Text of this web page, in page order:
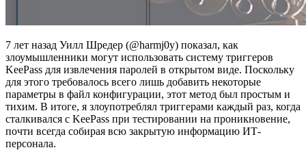
7 лет назад Уилл Шредер (@harmj0y) показал, как
злоумышленники могут использовать систему триггеров
KeePass для извлечения паролей в открытом виде. Поскольку
для этого требовалось всего лишь добавить некоторые
параметры в файл конфигурации, этот метод был простым и
тихим. В итоге, я злоупотреблял триггерами каждый раз, когда
сталкивался с KeePass при тестировании на проникновение,
почти всегда собирая всю закрытую информацию ИТ-
персонала.